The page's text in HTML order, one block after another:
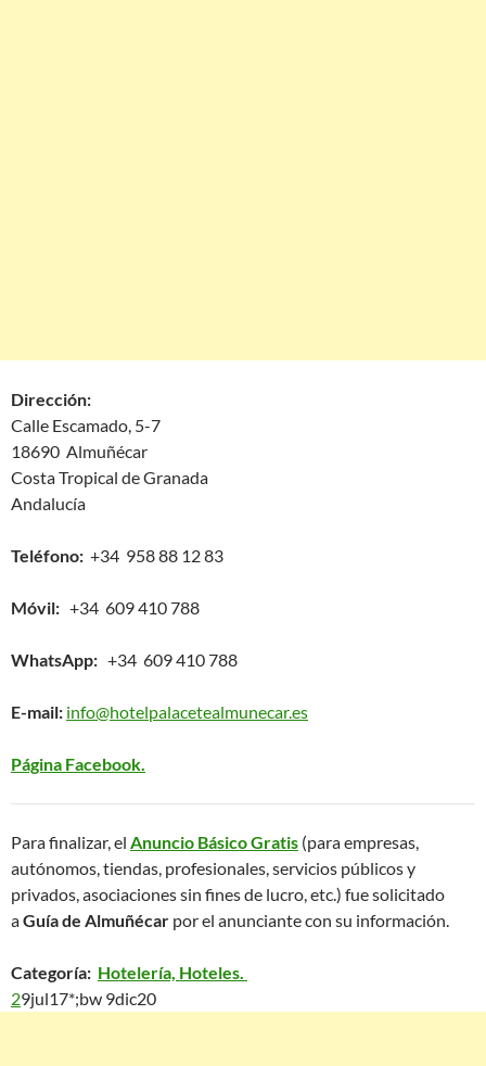
Dirección:
Calle Escamado, 5-7
18690 Almuñécar
Costa Tropical de Granada
Andalucía
Teléfono: +34 958 88 12 83
Móvil: +34 609 410 788
WhatsApp: +34 609 410 788
E-mail: info@hotelpalacetealmunecar.es
Página Facebook.
Para finalizar, el Anuncio Básico Gratis (para empresas,
autónomos, tiendas, profesionales, servicios públicos y
privados, asociaciones sin fines de lucro, etc.) fue solicitado
aGuía de Almuñécar por el anunciante con su información.
Categoría: Hotelería, Hoteles.
29jul17*;bw 9dic20